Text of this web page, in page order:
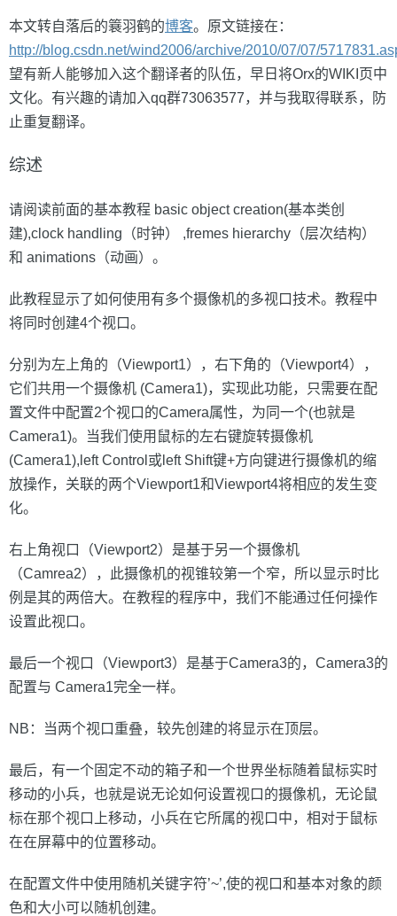
本文转自落后的簔羽鹤的博客。原文链接在：
http://blog.csdn.net/wind2006/archive/2010/07/07/
望有新人能够加入这个翻译者的队伍，早日将Orx的WIKI页中
文化。有兴趣的请加入qq群73063577，并与我取得联系，防
止重复翻译。
综述
请阅读前面的基本教程 basic object creation(基本类创
建),clock handling（时钟） ,fremes hierarchy（层次结构）
和 animations（动画）。
此教程显示了如何使用有多个摄像机的多视口技术。教程中
将同时创建4个视口。
分别为左上角的（Viewport1），右下角的（Viewport4），
它们共用一个摄像机 (Camera1)，实现此功能，只需要在配
置文件中配置2个视口的Camera属性，为同一个(也就是
Camera1)。当我们使用鼠标的左右键旋转摄像机
(Camera1),left Control或left Shift键+方向键进行摄像机的缩
放操作，关联的两个Viewport1和Viewport4将相应的发生变
化。
右上角视口（Viewport2）是基于另一个摄像机
（Camrea2），此摄像机的视锥较第一个窄，所以显示时比
例是其的两倍大。在教程的程序中，我们不能通过任何操作
设置此视口。
最后一个视口（Viewport3）是基于Camera3的，Camera3的
配置与 Camera1完全一样。
NB：当两个视口重叠，较先创建的将显示在顶层。
最后，有一个固定不动的箱子和一个世界坐标随着鼠标实时
移动的小兵，也就是说无论如何设置视口的摄像机，无论鼠
标在那个视口上移动，小兵在它所属的视口中，相对于鼠标
在在屏幕中的位置移动。
在配置文件中使用随机关键字符’~’,使的视口和基本对象的颜
色和大小可以随机创建。